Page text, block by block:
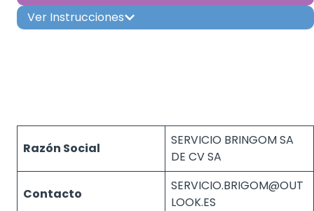
Ver Instrucciones
Razón Social
SERVICIO BRINGOM SA
DE CV SA
Contacto
SERVICIO.BRIGOM@OUT
LOOK.ES